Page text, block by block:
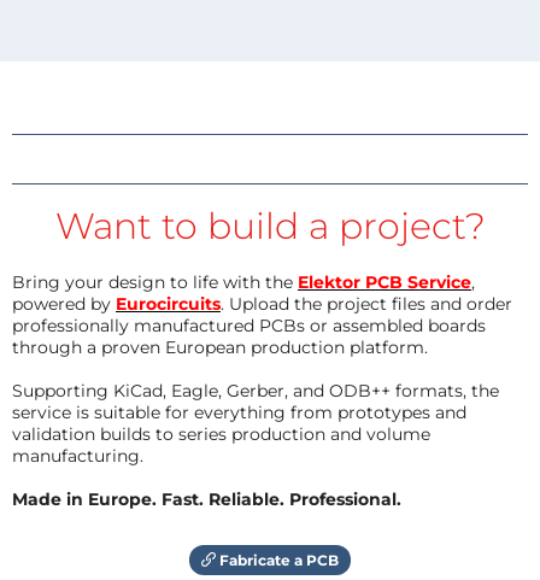
Want to build a project?
Bring your design to life with the Elektor PCB Service,
powered by Eurocircuits. Upload the project files and order
professionally manufactured PCBs or assembled boards
through a proven European production platform.
Supporting KiCad, Eagle, Gerber, and ODB++ formats, the
service is suitable for everything from prototypes and
validation builds to series production and volume
manufacturing.
Made in Europe. Fast. Reliable. Professional.
Fabricate a PCB